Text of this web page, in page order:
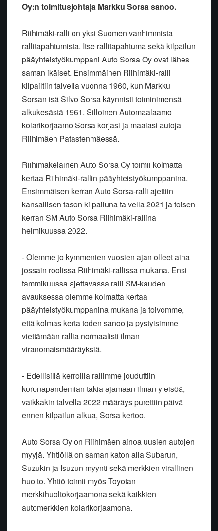
Oy:n toimitusjohtaja Markku Sorsa sanoo.
Riihimäki-ralli on yksi Suomen vanhimmista
rallitapahtumista. Itse rallitapahtuma sekä kilpailun
pääyhteistyökumppani Auto Sorsa Oy ovat lähes
saman ikäiset. Ensimmäinen Riihimäki-ralli
kilpailtiin talvella vuonna 1960, kun Markku
Sorsan isä Silvo Sorsa käynnisti toiminimensä
alkukesästä 1961. Silloinen Automaalaamo
kolarikorjaamo Sorsa korjasi ja maalasi autoja
Riihimäen Patastenmäessä.
Riihimäkeläinen Auto Sorsa Oy toimii kolmatta
kertaa Riihimäki-rallin pääyhteistyökumppanina.
Ensimmäisen kerran Auto Sorsa-ralli ajettiin
kansallisen tason kilpailuna talvella 2021 ja toisen
kerran SM Auto Sorsa Riihimäki-rallina
helmikuussa 2022.
- Olemme jo kymmenien vuosien ajan olleet aina
jossain roolissa Riihimäki-rallissa mukana. Ensi
tammikuussa ajettavassa ralli SM-kauden
avauksessa olemme kolmatta kertaa
pääyhteistyökumppanina mukana ja toivomme,
että kolmas kerta toden sanoo ja pystyisimme
viettämään rallia normaalisti ilman
viranomaismääräyksiä.
- Edellisillä kerroilla rallimme jouduttiin
koronapandemian takia ajamaan ilman yleisöä,
vaikkakin talvella 2022 määräys purettiin päivä
ennen kilpailun alkua, Sorsa kertoo.
Auto Sorsa Oy on Riihimäen ainoa uusien autojen
myyjä. Yhtiöllä on saman katon alla Subarun,
Suzukin ja Isuzun myynti sekä merkkien virallinen
huolto. Yhtiö toimii myös Toyotan
merkkihuoltokorjaamona sekä kaikkien
automerkkien kolarikorjaamona.